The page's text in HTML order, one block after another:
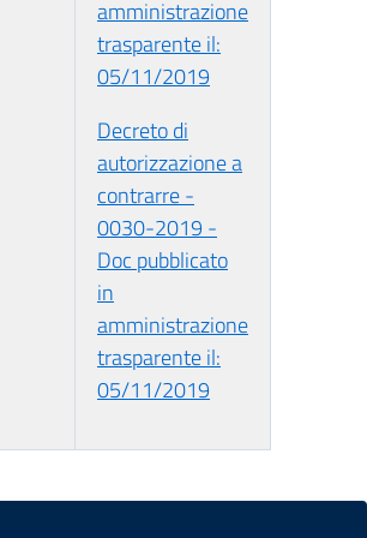
amministrazione
trasparente il:
05/11/2019
Decreto di
autorizzazione a
contrarre -
0030-2019 -
Doc pubblicato
in
amministrazione
trasparente il:
05/11/2019